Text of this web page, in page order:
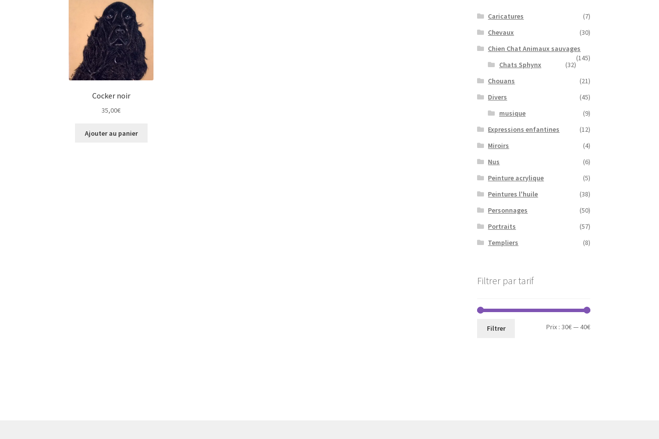
Cocker noir
35,00€
Ajouter au panier
Caricatures
(7)
Chevaux
(30)
Chien Chat Animaux sauvages
(145)
Chats Sphynx
(32)
Chouans
(21)
Divers
(45)
musique
(9)
Expressions enfantines
(12)
Miroirs
(4)
Nus
(6)
Peinture acrylique
(5)
Peintures l'huile
(38)
Personnages
(50)
Portraits
(57)
Templiers
(8)
Filtrer par tarif
Prix
Prix
Filtrer Prix : 30€—40€